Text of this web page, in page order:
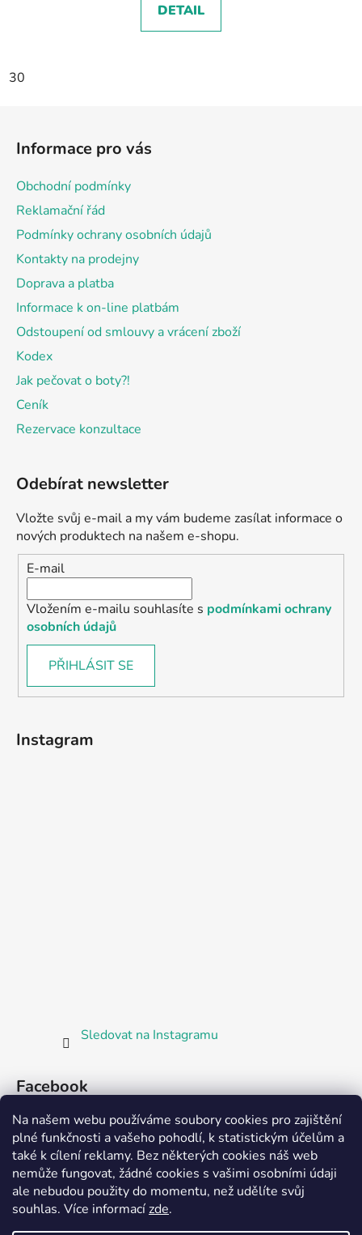
Na našem webu používáme soubory cookies pro zajištění
plné funkčnosti a vašeho pohodlí, k statistickým účelům a
také k cílení reklamy. Bez některých cookies náš web
nemůže fungovat, žádné cookies s vašimi osobními údaji
ale nebudou použity do momentu, než udělíte svůj
souhlas. Více informacízde.
DETAIL
30
Informace pro vás
Obchodní podmínky
Reklamační řád
Podmínky ochrany osobních údajů
Kontakty na prodejny
Doprava a platba
Informace k on-line platbám
Odstoupení od smlouvy a vrácení zboží
Kodex
Jak pečovat o boty?!
Ceník
Rezervace konzultace
Odebírat newsletter
Vložte svůj e-mail a my vám budeme zasílat informace o
nových produktech na našem e-shopu.
E-mail
Vložením e-mailu souhlasíte s podmínkami ochrany
osobních údajů
PŘIHLÁSIT SE
Instagram
Sledovat na Instagramu
Facebook
Partnerská prodejna Barefoot Plzeň